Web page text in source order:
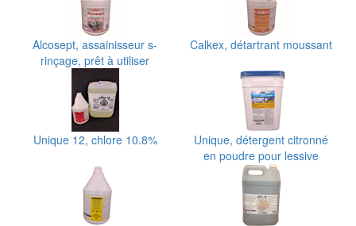
Alcosept, assainisseur s-
rinçage, prêt à utiliser
Calkex, détartrant moussant
Unique 12, chlore 10.8%
Unique, détergent citronné
en poudre pour lessive